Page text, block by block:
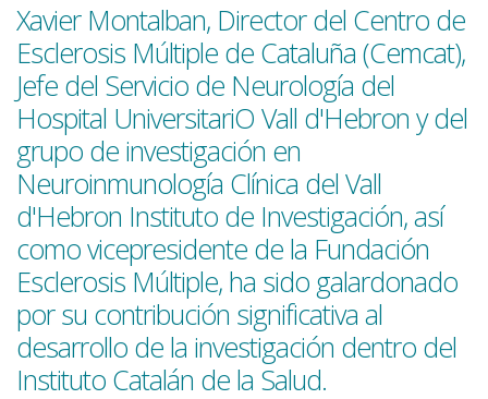
Xavier Montalban, Director del Centro de
Esclerosis Múltiple de Cataluña (Cemcat),
Jefe del Servicio de Neurología del
Hospital UniversitariO Vall d'Hebron y del
grupo de investigación en
Neuroinmunología Clínica del Vall
d'Hebron Instituto de Investigación, así
como vicepresidente de la Fundación
Esclerosis Múltiple, ha sido galardonado
por su contribución significativa al
desarrollo de la investigación dentro del
Instituto Catalán de la Salud.